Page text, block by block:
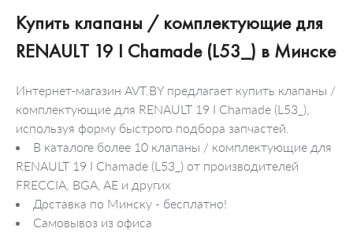
Купить клапаны / комплектующие для
RENAULT 19 I Chamade (L53_) в Минске
Интернет-магазин AVT.BY предлагает купить клапаны /
комплектующие для RENAULT 19 I Chamade (L53_),
используя форму быстрого подбора запчастей.
В каталоге более 10 клапаны / комплектующие для
RENAULT 19 I Chamade (L53_) от производителей
FRECCIA, BGA, AE и других
Доставка по Минску - бесплатно!
Самовывоз из офиса